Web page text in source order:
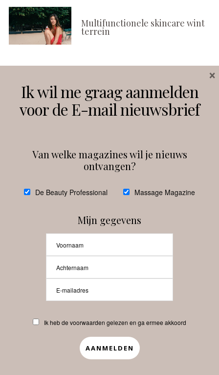
Multifunctionele skincare wint
terrein
Instagram Facebook
debeautyprofessional
Beauty-Pro.nl
Abonneren Contact
APP
Ik wil me graag aanmelden
voor de E-mail nieuwsbrief
Van welke magazines wil je nieuws
ontvangen?
De Beauty Professional Massage Magazine
Mijn gegevens
Ik heb de voorwaarden gelezen en ga ermee akkoord
×